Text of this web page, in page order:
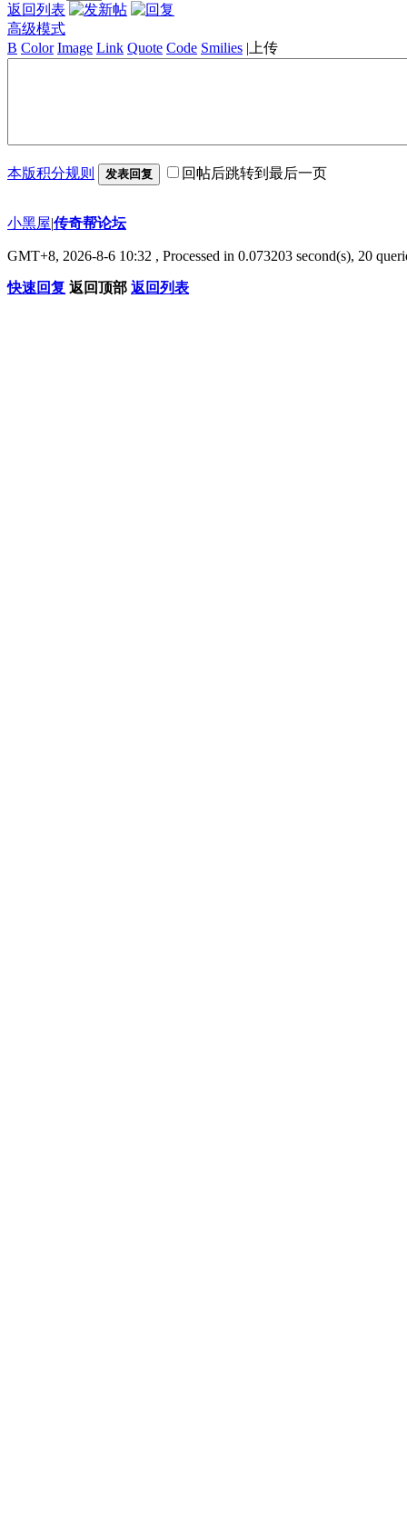
返回列表
高级模式
B Color Image Link Quote Code Smilies | 上传
本版积分规则 发表回复 回帖后跳转到最后一页
小黑屋|传奇帮论坛
GMT+8, 2026-8-6 10:32 , Processed in 0.073203 second(s), 20
快速回复 返回顶部 返回列表